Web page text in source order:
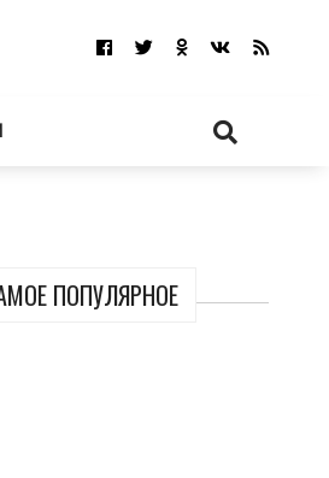
ПОПУЛЯРНОЕ